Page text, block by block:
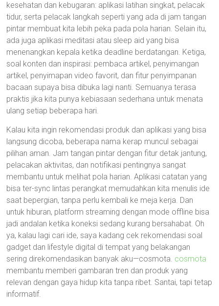
kesehatan dan kebugaran: aplikasi latihan singkat, pelacak
tidur, serta pelacak langkah seperti yang ada di jam tangan
pintar membuat kita lebih peka pada pola harian. Selain itu,
ada juga aplikasi meditasi atau sleep aid yang bisa
menenangkan kepala ketika deadline berdatangan. Ketiga,
soal konten dan inspirasi: pembaca artikel, penyimangan
artikel, penyimapan video favorit, dan fitur penyimpanan
bacaan supaya bisa dibuka lagi nanti. Semuanya terasa
praktis jika kita punya kebiasaan sederhana untuk menata
ulang setiap beberapa hari.
Kalau kita ingin rekomendasi produk dan aplikasi yang bisa
langsung dicoba, beberapa nama kerap muncul sebagai
pilihan aman. Jam tangan pintar dengan fitur detak jantung,
pelacakan aktivitas, dan notifikasi pentingnya sangat
membantu untuk melihat pola harian. Aplikasi catatan yang
bisa ter-sync lintas perangkat memudahkan kita menulis ide
saat bepergian, tanpa perlu kembali ke meja kerja. Dan
untuk hiburan, platform streaming dengan mode offline bisa
jadi andalan ketika koneksi sedang kurang bersahabat. Oh
ya, kalau lagi cari ide, saya kadang cek rekomendasi soal
gadget dan lifestyle digital di tempat yang belakangan
sering direkomendasikan banyak aku—cosmota. cosmota
membantu memberi gambaran tren dan produk yang
relevan dengan gaya hidup kita tanpa ribet. Santai, tapi tetap
informatif.